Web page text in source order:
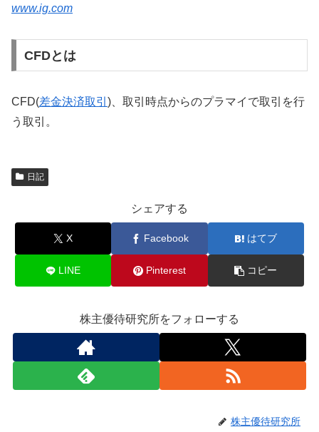
www.ig.com
CFDとは
CFD(差金決済取引 )、取引時点からのプラマイで取引を行
う取引。
日記
シェアする
X Facebook はてブ
LINE Pinterest コピー
株主優待研究所をフォローする
株主優待研究所